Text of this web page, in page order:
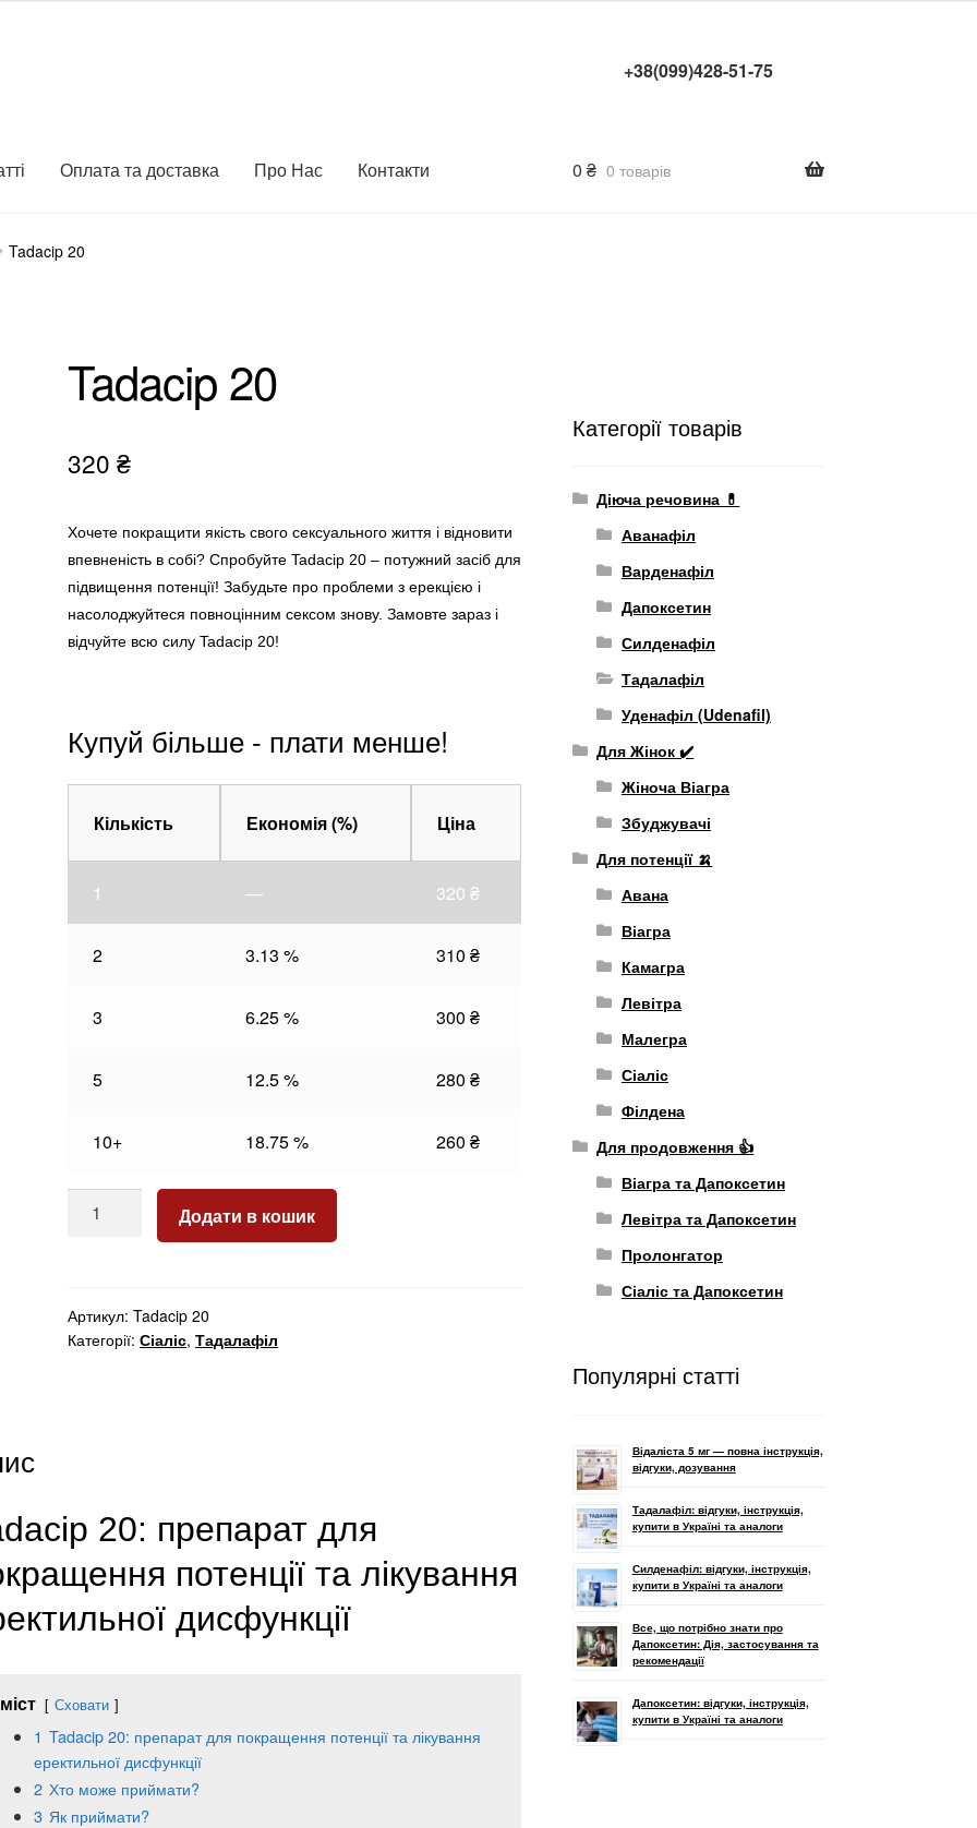
+38(099)428-51-75
Оплата та доставка Про Нас Контакти 0 ₴ 0 товарів
Tadacip 20
Tadacip 20
320₴
Хочете покращити якість свого сексуального життя і відновити
впевненість в собі? Спробуйте Tadacip 20 – потужний засіб для
підвищення потенції! Забудьте про проблеми з ерекцією і
насолоджуйтеся повноцінним сексом знову. Замовте зараз і
відчуйте всю силу Tadacip 20!
Купуй більше - плати менше!
Кількість Економія (%) Ціна
1 — 320 ₴
2 3.13 % 310 ₴
3 6.25 % 300 ₴
5 12.5 % 280 ₴
10+ 18.75 % 260 ₴
Додати в кошик
Артикул:Tadacip 20
Категорії:Сіаліс,Тадалафіл
20: препарат для
потенції та лікування
дисфункції
Сховати
1 Tadacip 20: препарат для покращення потенції та лікування
еректильної дисфункції
2 Хто може приймати?
3 Як приймати?
Категорії товарів
Діюча речовина 💊
Аванафіл
Варденафіл
Дапоксетин
Силденафіл
Тадалафіл
Уденафіл (Udenafil)
Для Жінок ✔️
Жіноча Віагра
Збуджувачі
Для потенції 🍌
Авана
Віагра
Камагра
Левітра
Малегра
Сіаліс
Філдена
Для продовження 👍
Віагра та Дапоксетин
Левітра та Дапоксетин
Пролонгатор
Сіаліс та Дапоксетин
Популярні статті
Відаліста 5 мг — повна інструкція,
відгуки, дозування
Тадалафіл: відгуки, інструкція,
купити в Україні та аналоги
Силденафіл: відгуки, інструкція,
купити в Україні та аналоги
Все, що потрібно знати про
Дапоксетин: Дія, застосування та
рекомендації
Дапоксетин: відгуки, інструкція,
купити в Україні та аналоги